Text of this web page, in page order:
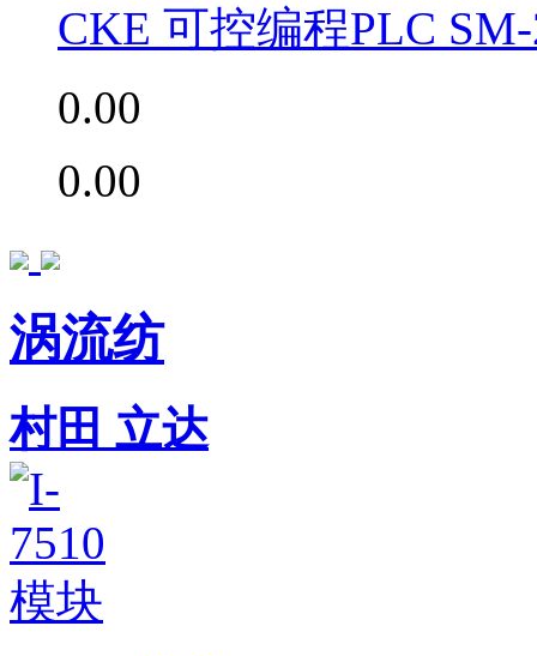
CKE 可控编程PLC
0.00
0.00
涡流纺
村田 立达